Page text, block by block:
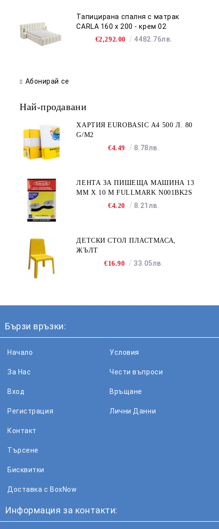
Тапицирана спалня с матрак
CARLA 160 х 200 - крем 02
€2,292.00 4482.76лв.
Абонирай се
Най-продавани
ХАРТИЯ EUROBASIC А4 500 Л. 80
G/M2
€4.49
8.78лв.
ЛЕНТА ЗА ПИШЕЩА МАШИНА 13
MM X 10 M FULLMARK N001BK2S
€4.20
8.21лв.
ДЕТСКИ СТОЛ ПЛАСТМАСА,
ЖЪЛТ
€16.90
33.05лв.
Бързи връзки:
Начало
За Нас
Вход
Регистрация
Условия
Чести въпроси
Връщане
Лични Данни
Контакт
Търсене
Бисквитки
Доставка с BoxNow
Информация за контакти: